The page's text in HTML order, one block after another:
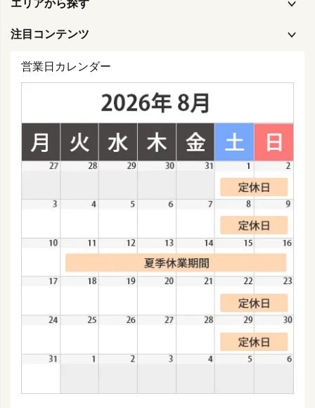
エリアから探す
注目コンテンツ
営業日カレンダー